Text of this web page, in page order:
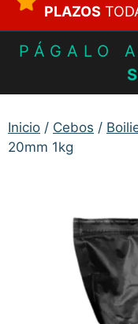
PLAZOS
PÁGALO
Inicio / Cebos /
20mm 1kg